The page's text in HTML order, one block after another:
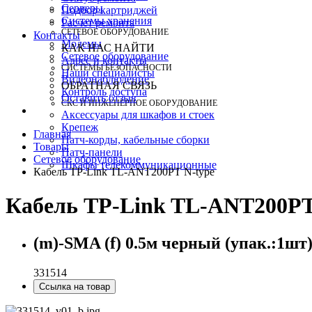
Серверы
Системы хранения
СЕТЕВОЕ ОБОРУДОВАНИЕ
Модемы
Сетевое оборудование
СИСТЕМЫ БЕЗОПАСНОСТИ
Видеонаблюдение
Контроль доступа
СКС И ИНЖЕНЕРНОЕ ОБОРУДОВАНИЕ
Аксессуары для шкафов и стоек
Крепеж
Патч-корды, кабельные сборки
Патч-панели
Шкафы телекоммуникационные
Подбор картриджей
Расчет ремонта
Контакты
КАК НАС НАЙТИ
Адрес и контакты
Наши специалисты
ОБРАТНАЯ СВЯЗЬ
Оставить отзыв
Главная
Товары
Сетевое оборудование
Кабель TP-Link TL-ANT200PT N-type
Кабель TP-Link TL-
(m)-SMA (f) 0.5м черный (упак.:1шт)
331514
Ссылка на товар